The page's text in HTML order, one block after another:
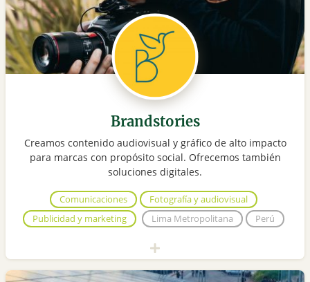
Brandstories
Creamos contenido audiovisual y gráfico de alto impacto
para marcas con propósito social. Ofrecemos también
soluciones digitales.
Comunicaciones
Fotografía y audiovisual
Publicidad y marketing
Lima Metropolitana Perú